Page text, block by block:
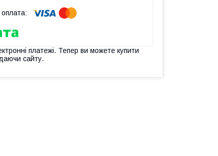
платежі. Тепер ви можете купити
сайту.